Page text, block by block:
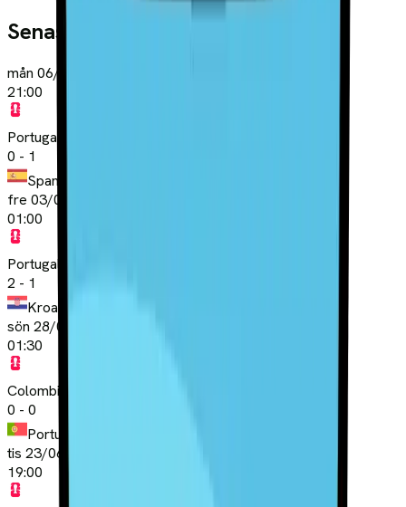
Senaste matcher
mån 06/07
21:00
Portugal
0 - 1
Spanien
fre 03/07
01:00
Portugal
2 - 1
Kroatien
sön 28/06
01:30
Colombia
0 - 0
Portugal
tis 23/06
19:00